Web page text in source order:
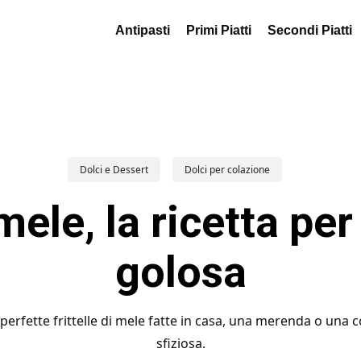
Antipasti Primi Piatti Secondi Piatti
Dolci e Dessert Dolci per colazione
la ricetta
golosa
frittelle di mele fatte in casa, una merenda o una
sfiziosa.